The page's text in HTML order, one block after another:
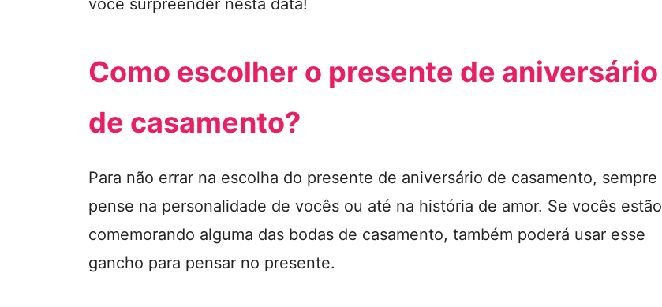
você surpreender nesta data!
Como escolher o presente de aniversário
de casamento?
Para não errar na escolha do presente de aniversário de casamento, sempre
pense na personalidade de vocês ou até na história de amor. Se vocês estão
comemorando alguma das bodas de casamento, também poderá usar esse
gancho para pensar no presente.